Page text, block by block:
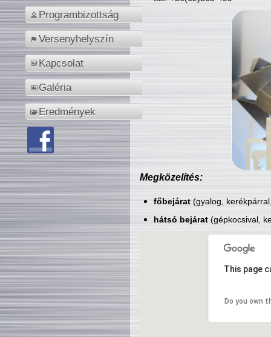
Programbizottság
Versenyhelyszín
Kapcsolat
Galéria
Eredmények
Megközelítés:
főbejárat(gyalog,
hátsó bejárat(gépkocsival,
This page
Do you own